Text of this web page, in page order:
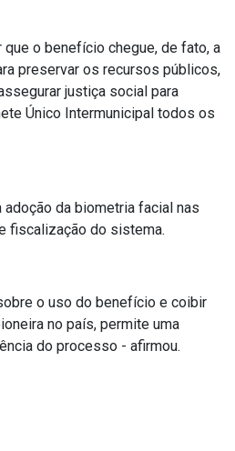
o benefício chegue, de fato, a
preservar os recursos públicos,
justiça social para
Único Intermunicipal todos os
da biometria facial nas
fiscalização do sistema.
o uso do benefício e coibir
no país, permite uma
do processo - afirmou.